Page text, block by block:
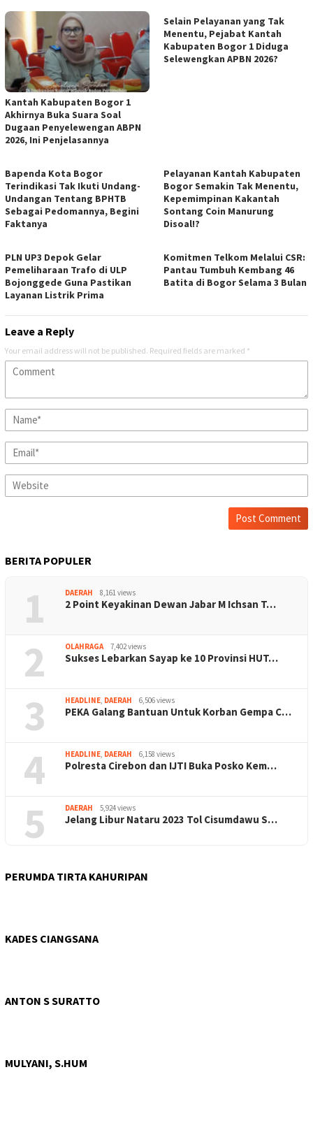
Kantah Kabupaten Bogor 1
Akhirnya Buka Suara Soal
Dugaan Penyelewengan ABPN
2026, Ini Penjelasannya
Selain Pelayanan yang Tak
Menentu, Pejabat Kantah
Kabupaten Bogor 1 Diduga
Selewengkan APBN 2026?
Bapenda Kota Bogor
Terindikasi Tak Ikuti Undang-
Undangan Tentang BPHTB
Sebagai Pedomannya, Begini
Faktanya
Pelayanan Kantah Kabupaten
Bogor Semakin Tak Menentu,
Kepemimpinan Kakantah
Sontang Coin Manurung
Disoal!?
PLN UP3 Depok Gelar
Pemeliharaan Trafo di ULP
Bojonggede Guna Pastikan
Layanan Listrik Prima
Komitmen Telkom Melalui CSR:
Pantau Tumbuh Kembang 46
Batita di Bogor Selama 3 Bulan
Leave a Reply
Your email address will not be published. Required fields are marked *
BERITA POPULER
1 DAERAH 8,161 views
2 Point Keyakinan Dewan Jabar M Ichsan T…
2 OLAHRAGA 7,402 views
Sukses Lebarkan Sayap ke 10 Provinsi HUT…
3 HEADLINE, DAERAH 6,506 views
PEKA Galang Bantuan Untuk Korban Gempa C…
4 HEADLINE, DAERAH 6,158 views
Polresta Cirebon dan IJTI Buka Posko Kem…
5 DAERAH 5,924 views
Jelang Libur Nataru 2023 Tol Cisumdawu S…
PERUMDA TIRTA KAHURIPAN
KADES CIANGSANA
ANTON S SURATTO
MULYANI, S.HUM